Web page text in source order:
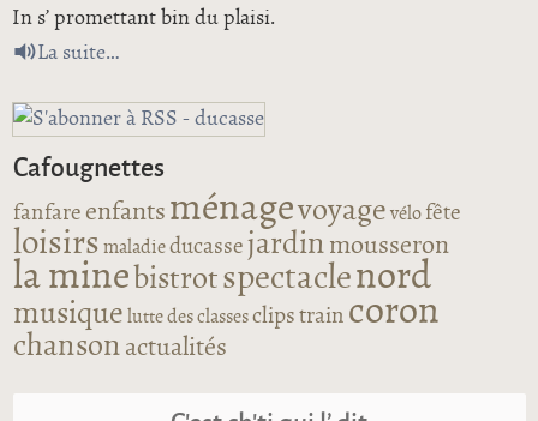
In s’ promettant bin du plaisi.
La suitede Cafougnette pa l’ ferniette
Cafougnettes
fanfareenfants ménagevoyage vélo fête
loisirs maladieducassejardin mousseron
la mine bistrotspectaclenord
musique lutte des classesclipstrain coron
chanson actualités